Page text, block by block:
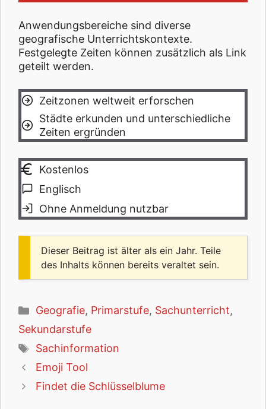
Anwendungsbereiche sind diverse
geografische Unterrichtskontexte.
Festgelegte Zeiten können zusätzlich als Link
geteilt werden.
Zeitzonen weltweit erforschen
Städte erkunden und unterschiedliche
Zeiten ergründen
Kostenlos
Englisch
Ohne Anmeldung nutzbar
Dieser Beitrag ist älter als ein Jahr. Teile
des Inhalts können bereits veraltet sein.
Kategorien
Geografie, Primarstufe, Sachunterricht,
Sekundarstufe
Schlagwörter
Sachinformation
Emoji Tool
Findet die Schlüsselblume